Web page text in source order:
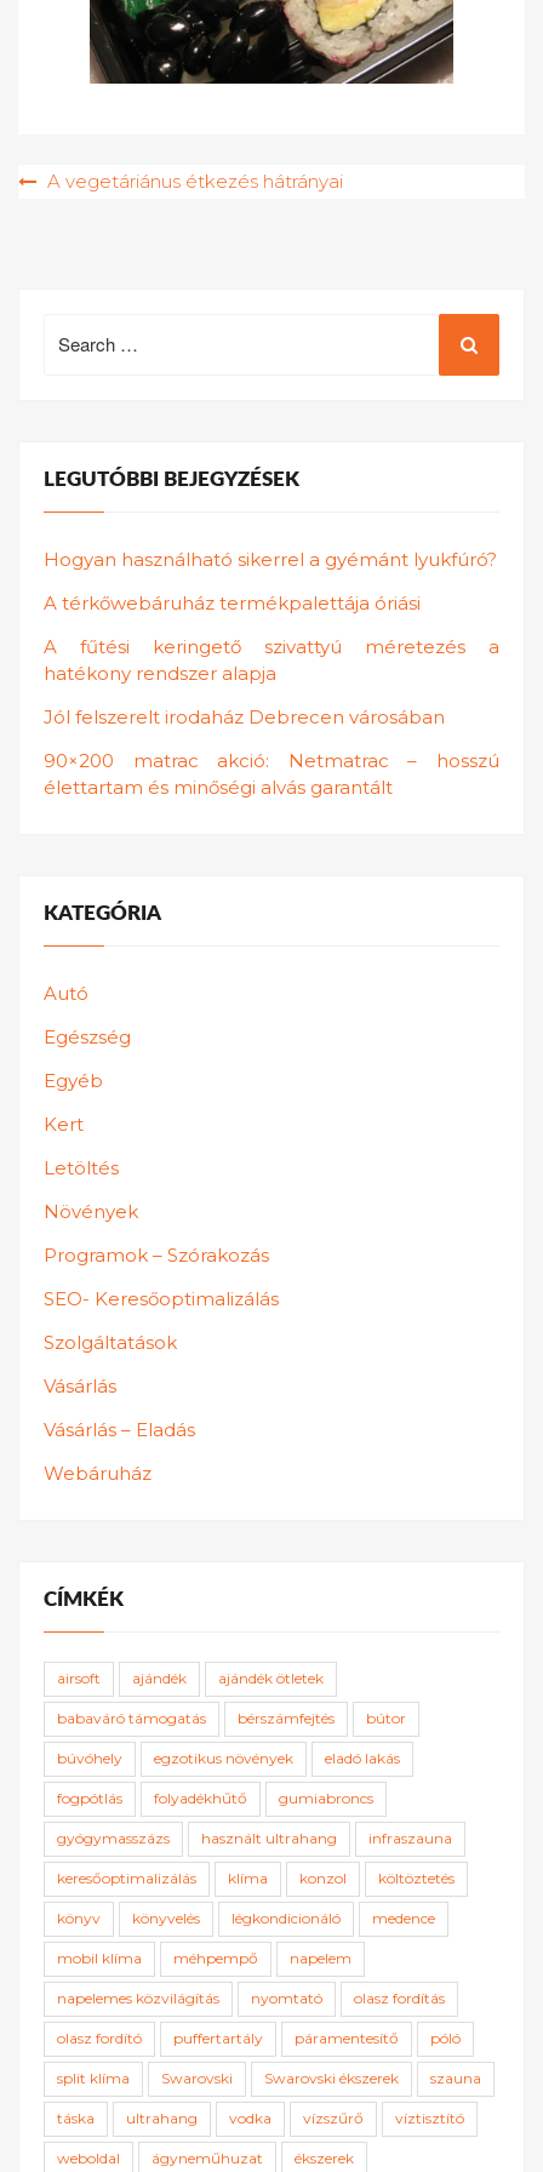
Bejegyzés
A vegetáriánus étkezés hátrányai
for:
LEGUTÓBBI BEJEGYZÉSEK
Hogyan használható sikerrel a gyémánt lyukfúró?
A térkőwebáruház termékpalettája óriási
A fűtési keringető szivattyú méretezés a
hatékony rendszer alapja
Jól felszerelt irodaház Debrecen városában
90×200 matrac akció: Netmatrac – hosszú
élettartam és minőségi alvás garantált
KATEGÓRIA
Autó
Egészség
Egyéb
Kert
Letöltés
Növények
Programok – Szórakozás
SEO- Keresőoptimalizálás
Szolgáltatások
Vásárlás
Vásárlás – Eladás
Webáruház
CÍMKÉK
airsoft ajándék ajándék ötletek
babaváró támogatás bérszámfejtés bútor
búvóhely egzotikus növények eladó lakás
fogpótlás folyadékhűtő gumiabroncs
gyógymasszázs használt ultrahang infraszauna
keresőoptimalizálás klíma konzol költöztetés
könyv könyvelés légkondicionáló medence
mobil klíma méhpempő napelem
napelemes közvilágítás nyomtató olasz fordítás
olasz fordító puffertartály páramentesítő póló
split klíma Swarovski Swarovski ékszerek szauna
táska ultrahang vodka vízszűrő víztisztító
weboldal ágyneműhuzat ékszerek